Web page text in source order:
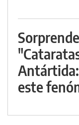
Antártida:
este